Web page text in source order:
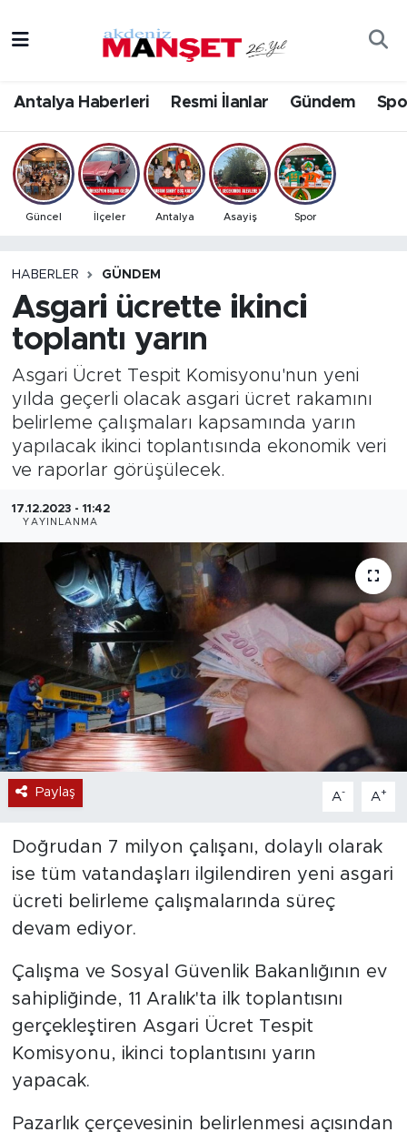
Antalya Haberleri Resmi İlanlar Gündem
Güncel İlçeler Antalya Asayiş Spor
HABERLER GÜNDEM
Asgari ücrette ikinci
toplantı yarın
Asgari Ücret Tespit Komisyonu'nun yeni
yılda geçerli olacak asgari ücret rakamını
belirleme çalışmaları kapsamında yarın
yapılacak ikinci toplantısında ekonomik veri
ve raporlar görüşülecek.
17.12.2023 - 11:42
YAYINLANMA
Paylaş A- A+
Doğrudan 7 milyon çalışanı, dolaylı olarak
ise tüm vatandaşları ilgilendiren yeni asgari
ücreti belirleme çalışmalarında süreç
devam ediyor.
Çalışma ve Sosyal Güvenlik Bakanlığının ev
sahipliğinde, 11 Aralık'ta ilk toplantısını
gerçekleştiren Asgari Ücret Tespit
Komisyonu, ikinci toplantısını yarın
yapacak.
Pazarlık çerçevesinin belirlenmesi açısından
Bilim & Teknoloji
Eğitim
Ekonomi
Gündem
İlçeler
Kültür- Sanat
Magazin
Resmi İlanlar
Sağlık
Spor
Turizm
Antalya Hava Durumu
Antalya Namaz Vakitleri
Antalya Trafik Yoğunluk Haritası
Tüm Manşetler
Son Dakika Haberleri
Haber Arşivi